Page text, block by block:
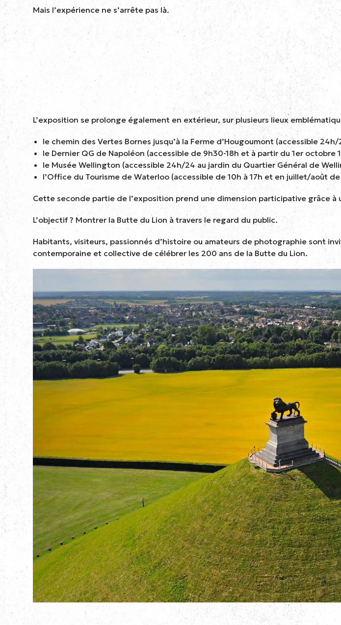
Mais l’expérience ne s’arrête pas là.
L’exposition se prolonge également en extérieur, sur plusieurs lieux
le chemin des Vertes Bornes jusqu’à la Ferme d’Hougoumont (accessible
le Dernier QG de Napoléon (accessible de 9h30-18h et à partir du 1er octobre
le Musée Wellington (accessible 24h/24 au jardin du Quartier Général de
l’Office du Tourisme de Waterloo (accessible de 10h à 17h et en juillet/août
Cette seconde partie de l’exposition prend une dimension participative grâce à
L’objectif ? Montrer la Butte du Lion à travers le regard du public.
Habitants, visiteurs, passionnés d’histoire ou amateurs de photographie sont
contemporaine et collective de célébrer les 200 ans de la Butte du Lion.